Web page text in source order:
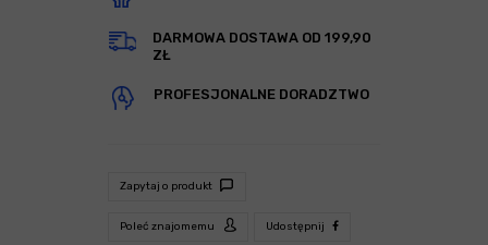
DARMOWA DOSTAWA OD 199,90
ZŁ
PROFESJONALNE DORADZTWO
Zapytaj o produkt
Poleć znajomemu Udostępnij